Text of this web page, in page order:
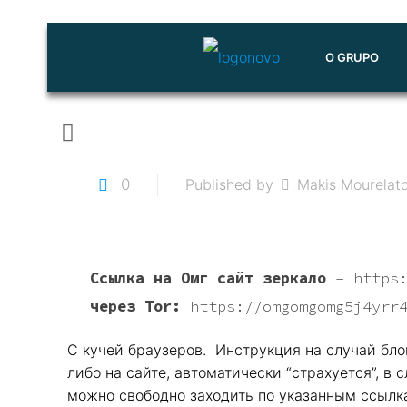
O GRUPO
0 Published by Makis
Ссылка на Омг сайт зеркало –
через Tor:
https://
С кучей браузеров. |Инструкция на случай
либо на сайте, автоматически “страхуется”,
можно свободно заходить по указанным